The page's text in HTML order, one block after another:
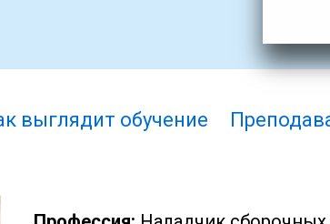
выглядит обучение